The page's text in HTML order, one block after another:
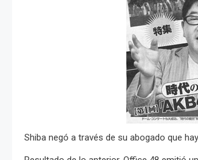
Shiba negó a través de su abogado que